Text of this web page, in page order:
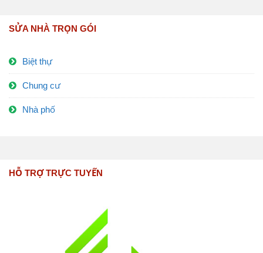
SỬA NHÀ TRỌN GÓI
Biệt thự
Chung cư
Nhà phố
HỖ TRỢ TRỰC TUYẾN